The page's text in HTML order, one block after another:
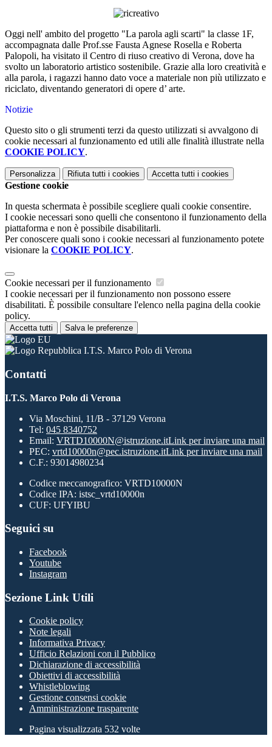
Oggi nell' ambito del progetto "La parola agli scarti" la classe 1F,
accompagnata dalle Prof.sse Fausta Agnese Rosella e Roberta
Palopoli, ha visitato il Centro di riuso creativo di Verona, dove ha
svolto un laboratorio artistico sostenibile. Grazie alla loro creatività e
alla parola, i ragazzi hanno dato voce a materiale non più utilizzato e
riciclato, diventando generatori di opere d’ arte.
Notizie
Questo sito o gli strumenti terzi da questo utilizzati si avvalgono di
cookie necessari al funzionamento ed utili alle finalità illustrate nella
COOKIE POLICY.
Personalizza Rifiuta tutti i cookies Accetta tutti i cookies
Gestione cookie
In questa schermata è possibile scegliere quali cookie consentire.
I cookie necessari sono quelli che consentono il funzionamento della
piattaforma e non è possibile disabilitarli.
Per conoscere quali sono i cookie necessari al funzionamento potete
visionare la COOKIE POLICY.
Cookie necessari per il funzionamento
I cookie necessari per il funzionamento non possono essere
disabilitati. È possibile consultare l'elenco nella pagina della cookie
policy.
Accetta tutti Salva le preferenze
I.T.S. Marco Polo di Verona
Contatti
I.T.S. Marco Polo di Verona
Via Moschini, 11/B - 37129 Verona
Tel: 045 8340752
Email: VRTD10000N@istruzione.itLink per inviare una mail
PEC: vrtd10000n@pec.istruzione.itLink per inviare una mail
C.F.: 93014980234
Codice meccanografico: VRTD10000N
Codice IPA: istsc_vrtd10000n
CUF: UFYIBU
Seguici su
Facebook
Youtube
Instagram
Sezione Link Utili
Cookie policy
Note legali
Informativa Privacy
Ufficio Relazioni con il Pubblico
Dichiarazione di accessibilità
Obiettivi di accessibilità
Whistleblowing
Gestione consensi cookie
Amministrazione trasparente
Pagina visualizzata 532 volte